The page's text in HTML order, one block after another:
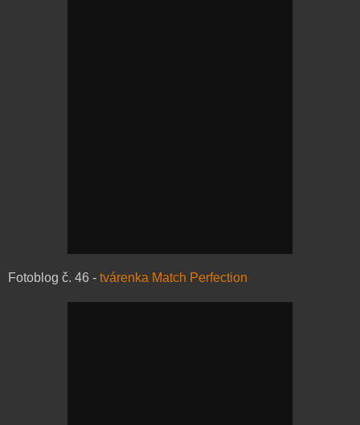
Fotoblog č. 46 - tvárenka Match Perfection